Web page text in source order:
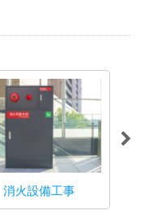
消火設備工事